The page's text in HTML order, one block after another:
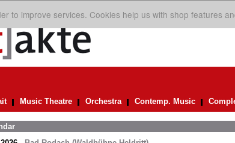
to improve services. Cookies help us with shop features
Music Theatre Orchestra Contemp. Music